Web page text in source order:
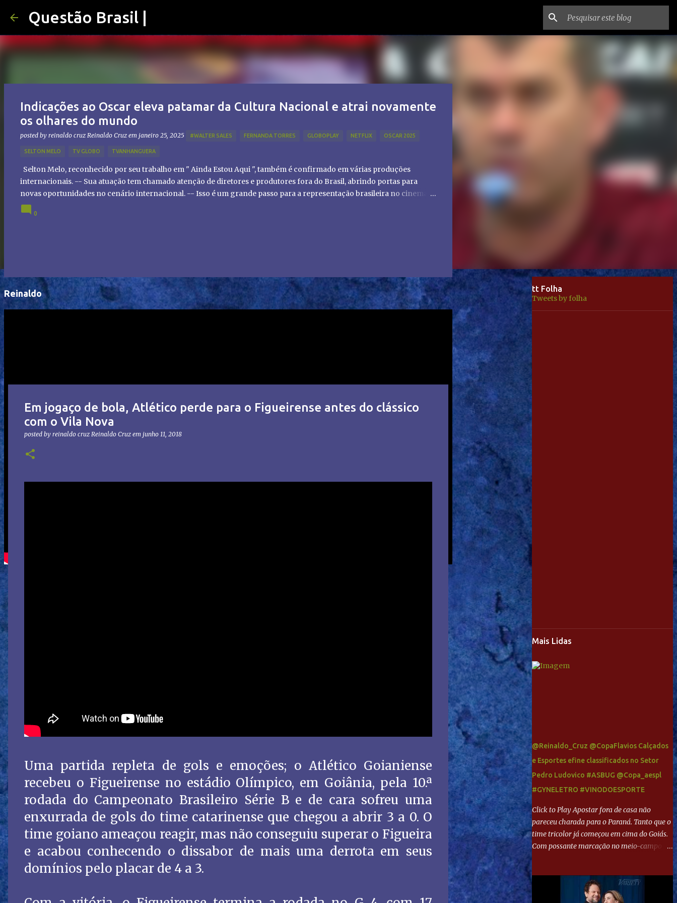
Questão Brasil |
Indicações ao Oscar eleva patamar da Cultura Nacional e atrai novamente
os olhares do mundo
posted by reinaldo cruz Reinaldo Cruz em janeiro 25, 2025 #WALTER SALES FERNANDA TORRES GLOBOPLAY NETFLIX OSCAR 2025
SELTON MELO TV GLOBO TVANHANGUERA
Selton Melo, reconhecido por seu trabalho em " Ainda Estou Aqui ", também é confirmado em várias produções
internacionais. -- Sua atuação tem chamado atenção de diretores e produtores fora do Brasil, abrindo portas para
novas oportunidades no cenário internacional. -- Isso é um grande passo para a representação brasileira no cinema
global!
0
Reinaldo
Em jogaço de bola, Atlético perde para o Figueirense antes do clássico
com o Vila Nova
posted by reinaldo cruz Reinaldo Cruz em junho 11, 2018
Uma partida repleta de gols e emoções; o Atlético Goianiense
recebeu o Figueirense no estádio Olímpico, em Goiânia, pela 10.ª
rodada do Campeonato Brasileiro Série B e de cara sofreu uma
enxurrada de gols do time catarinense que chegou a abrir 3 a 0. O
time goiano ameaçou reagir, mas não conseguiu superar o Figueira
e acabou conhecendo o dissabor de mais uma derrota em seus
domínios pelo placar de 4 a 3.
tt Folha
Tweets by folha
Mais Lidas
@Reinaldo_Cruz @CopaFlavios Calçados
e Esportes efine classificados no Setor
Pedro Ludovico #ASBUG @Copa_aespl
#GYNELETRO #VINODOESPORTE
Click to Play Apostar fora de casa não
pareceu charada para o Paraná. Tanto que o
time tricolor já começou em cima do Goiás.
Com possante marcação no meio-campo e
direita, invadiu a área e bateu cruzado no
canto, sem chance para Harlei. Tal qual o